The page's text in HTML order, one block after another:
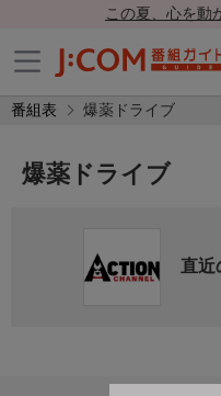
この夏、心を動
番組表 爆薬ドライブ
爆薬ドライブ
直近